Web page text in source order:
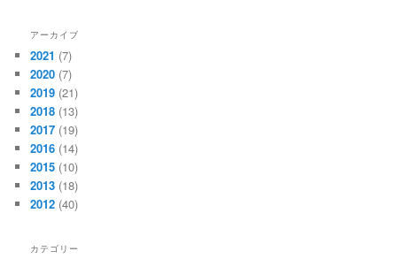
アーカイブ
2021 (7)
2020 (7)
2019 (21)
2018 (13)
2017 (19)
2016 (14)
2015 (10)
2013 (18)
2012 (40)
カテゴリー